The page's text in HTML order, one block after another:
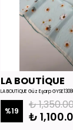
LA BOUTİQUE
LA BOUTİQUE Güz Eşarp
%19 ₺
₺